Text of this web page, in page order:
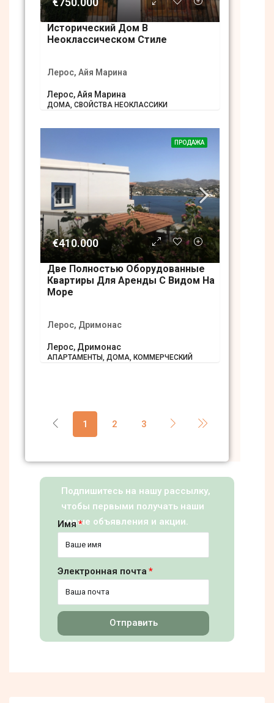
Исторический Дом В
Неоклассическом Стиле
Лерос, Айя Марина
Лерос, Айя Марина
ДОМА, СВОЙСТВА НЕОКЛАССИКИ
ПРОДАЖА
€410.000
Две Полностью Оборудованные
Квартиры Для Аренды С Видом На
Море
Лерос, Дримонас
Лерос, Дримонас
АПАРТАМЕНТЫ, ДОМА, КОММЕРЧЕСКИЙ
1 2 3
Подпишитесь на нашу рассылку,
чтобы первыми получать наши
новые объявления и акции.
Имя
Электронная почта
Отправить